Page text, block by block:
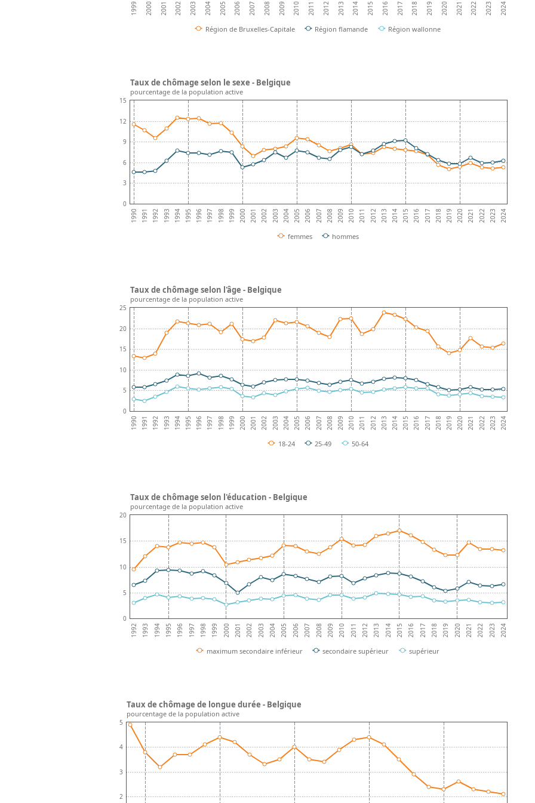
1999 2000 2001 2002 2003 2004 2005 2006 2007 2008 2009 2010 2011 2012 2013 2014 2015 2016 2017 2018 2019 2020 2021 2022 2023 2024
Région de Bruxelles-Capitale Région flamande Région wallonne
1990 1991 1992 1993 1994 1995 1996 1997 1998 1999 2000 2001 2002 2003 2004 2005 2006 2007 2008 2009 2010 2011 2012 2013 2014 2015 2016 2017 2018 2019 2020 2021 2022 2023 2024
0
3
6
9
12
15
femmes hommes
Taux de chômage selon le sexe - Belgique
pourcentage de la population active
1990 1991 1992 1993 1994 1995 1996 1997 1998 1999 2000 2001 2002 2003 2004 2005 2006 2007 2008 2009 2010 2011 2012 2013 2014 2015 2016 2017 2018 2019 2020 2021 2022 2023 2024
0
5
10
15
20
25
18-24 25-49 50-64
Taux de chômage selon l'âge - Belgique
pourcentage de la population active
1992 1993 1994 1995 1996 1997 1998 1999 2000 2001 2002 2003 2004 2005 2006 2007 2008 2009 2010 2011 2012 2013 2014 2015 2016 2017 2018 2019 2020 2021 2022 2023 2024
0
5
10
15
20
maximum secondaire inférieur secondaire supérieur supérieur
Taux de chômage selon l'éducation - Belgique
pourcentage de la population active
2
3
4
5
Taux de chômage de longue durée - Belgique
pourcentage de la population active